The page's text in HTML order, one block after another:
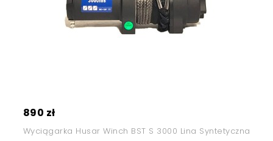
890 zł
Wyciągarka Husar Winch BST S 3000 Lina Syntetyczna